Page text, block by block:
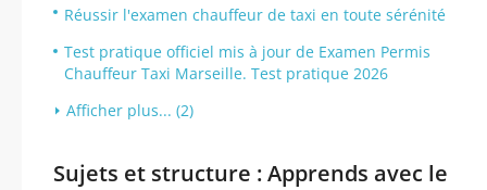
Réussir l'examen chauffeur de taxi en toute sérénité
Test pratique officiel mis à jour de Examen Permis
Chauffeur Taxi Marseille. Test pratique 2026
Afficher plus... (2)
Sujets et structure : Apprends avec le